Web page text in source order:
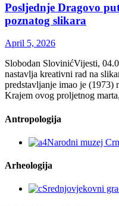
Posljednje Dragovo
poznatog slikara
April 5, 2026
Slobodan SlovinićVijesti,
nastavlja kreativni rad na
predstavljanje imao je
Krajem ovog proljetnog
Antropologija
Arheologija